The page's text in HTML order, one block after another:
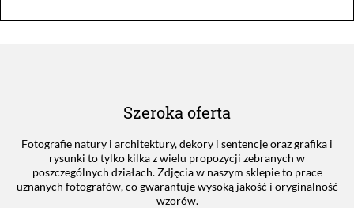
Szeroka oferta
Fotografie natury i architektury, dekory i sentencje oraz grafika i
rysunki to tylko kilka z wielu propozycji zebranych w
poszczególnych działach. Zdjęcia w naszym sklepie to prace
uznanych fotografów, co gwarantuje wysoką jakość i oryginalność
wzorów.